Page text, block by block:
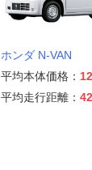
ホンダ N-VAN
平均本体価格：
平均走行距離：